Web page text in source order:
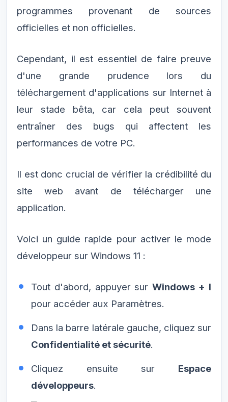
programmes provenant de sources
officielles et non officielles.
Cependant, il est essentiel de faire preuve
d'une grande prudence lors du
téléchargement d'applications sur Internet à
leur stade bêta, car cela peut souvent
entraîner des bugs qui affectent les
performances de votre PC.
Il est donc crucial de vérifier la crédibilité du
site web avant de télécharger une
application.
Voici un guide rapide pour activer le mode
développeur sur Windows 11 :
Tout d'abord, appuyer surWindows + I
pour accéder aux Paramètres.
Dans la barre latérale gauche, cliquez sur
Confidentialité et sécurité.
Cliquez ensuite sur Espace
développeurs.